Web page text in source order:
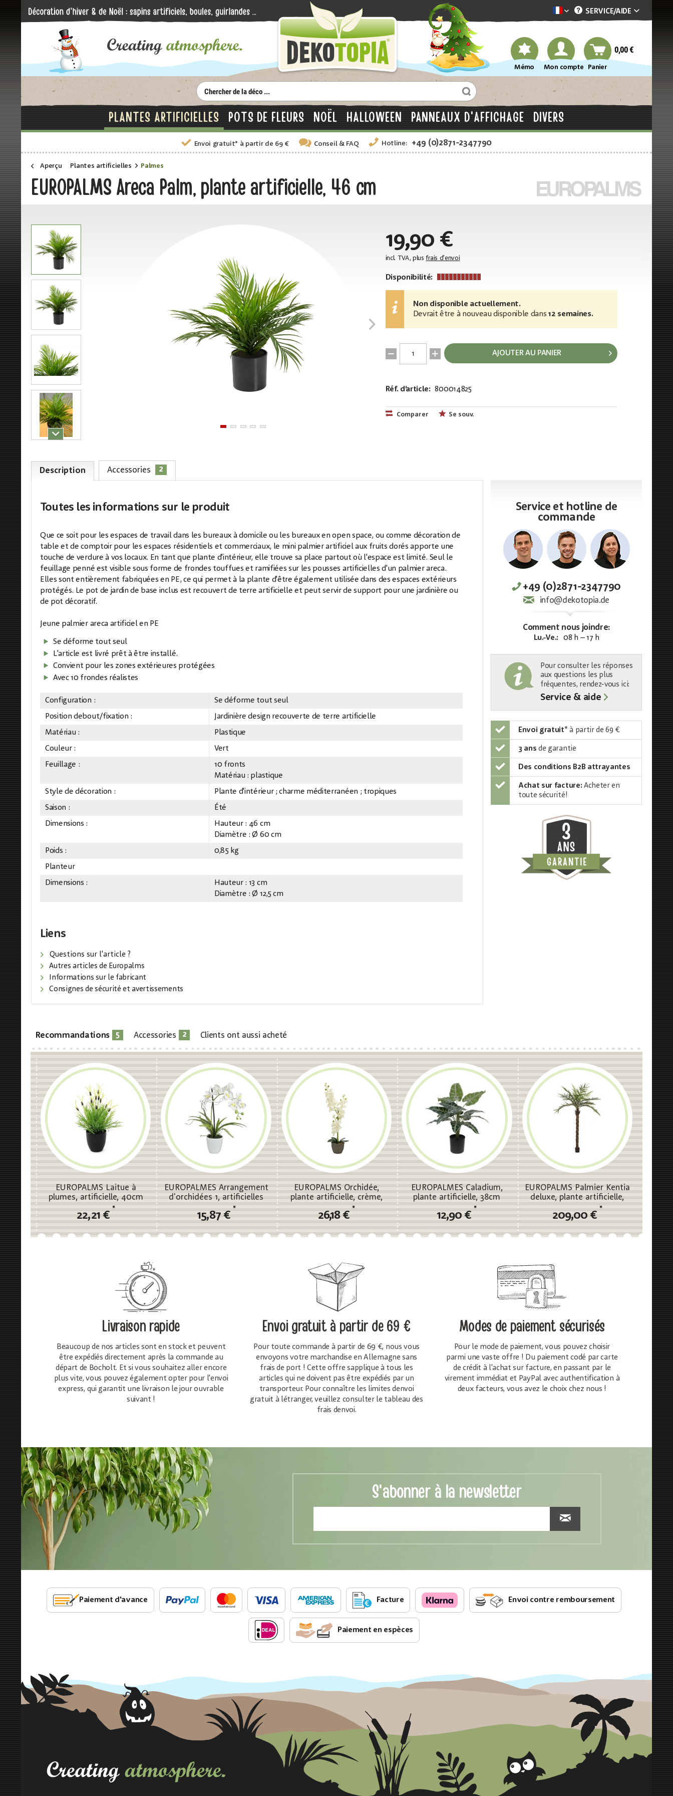
Dekotopia französisch
SERVICE/AIDE
Mémo Mon compte Panier
0,00 €
PLANTES ARTIFICIELLES POTS DE FLEURS NOËL HALLOWEEN PANNEAUX D'AFFICHAGE DIVERS
Envoi gratuit* à partir de 69 € Conseil& FAQ Hotline: +49 (0)2871-2347790
Aperçu Plantes artificielles Palmes
EUROPALMS Areca Palm, plante artificielle, 46 cm
19,90 €
incl. TVA, plusfrais d'envoi
Disponibilité:
Non disponible actuellement.
Devrait être à nouveau disponible dans12 semaines.
AJOUTER AU PANIER
Réf. d’article: 800014825
Comparer Se souv.
Description Accessories 2
Toutes les informations sur le produit
Que ce soit pour les espaces de travail dans les bureaux à domicile ou les bureaux en open space, ou comme décoration de
table et de comptoir pour les espaces résidentiels et commerciaux, le mini palmier artificiel aux fruits dorés apporte une
touche de verdure à vos locaux. En tant que plante d'intérieur, elle trouve sa place partout où l'espace est limité. Seul le
feuillage penné est visible sous forme de frondes touffues et ramifiées sur les pousses artificielles d'un palmier areca.
Elles sont entièrement fabriquées en PE, ce qui permet à la plante d'être également utilisée dans des espaces extérieurs
protégés. Le pot de jardin de base inclus est recouvert de terre artificielle et peut servir de support pour une jardinière ou
de pot décoratif.
Jeune palmier areca artificiel en PE
Se déforme tout seul
L'article est livré prêt à être installé.
Convient pour les zones extérieures protégées
Avec 10 frondes réalistes
Configuration :
Se déforme tout seul
Position debout/fixation :
Jardinière design recouverte de terre artificielle
Matériau :
Plastique
Couleur :
Vert
Feuillage :
10 fronts
Matériau : plastique
Style de décoration :
Plante d'intérieur ; charme méditerranéen ; tropiques
Saison :
Été
Dimensions :
Hauteur : 46 cm
Diamètre : Ø 60 cm
Poids :
0,85 kg
Planteur
Dimensions :
Hauteur : 13 cm
Diamètre : Ø 12,5 cm
Liens
Questions sur l'article ?
Autres articles de Europalms
Informations sur le fabricant
Consignes de sécurité et avertissements
Service et hotline de
commande
+49 (0)2871-2347790
info@dekotopia.de
Comment nous joindre:
Lu.-Ve.: 08 h – 17 h
Pour consulter les réponses
aux questions les plus
fréquentes, rendez-vous ici:
Service & aide
Envoi gratuit* à partir de 69 €
3 ans de garantie
Des conditions B2B attrayantes
Achat sur facture: Acheter en
toute sécurité!
Recommandations 5 Accessories 2 Clients ont aussi acheté
EUROPALMS Laitue à
plumes, artificielle, 40cm
22,21 €
*
EUROPALMES Arrangement
d'orchidées 1, artificielles
15,87 €
*
EUROPALMS Orchidée,
plante artificielle, crème,
26,18 €
*
EUROPALMES Caladium,
plante artificielle, 38cm
12,90 €
*
EUROPALMS Palmier Kentia
deluxe, plante artificielle,
209,00 €
*
Livraison rapide
Beaucoup de nos articles sont en stock et peuvent
être expédiés directement après la commande au
départ de Bocholt. Et si vous souhaitez aller encore
plus vite, vous pouvez également opter pour l'envoi
express, qui garantit une livraison le jour ouvrable
suivant !
Envoi gratuità partir de 69 €
Pour toute commande à partir de 69 €, nous vous
envoyons votre marchandise en Allemagne sans
frais de port ! Cette offre sapplique à tous les
articles qui ne doivent pas être expédiés par un
transporteur. Pour connaître les limites denvoi
gratuit à létranger, veuillez consulter le tableau des
frais denvoi.
Modes de paiement sécurisés
Pour le mode de paiement, vous pouvez choisir
parmi une vaste offre ! Du paiement codé par carte
de crédit à l'achat sur facture, en passant par le
virement immédiat et PayPal avec authentification à
deux facteurs, vous avez le choix chez nous !
S'abonner à la newsletter
Paiement d'avance Facture Envoi contre remboursement
Paiement en espèces